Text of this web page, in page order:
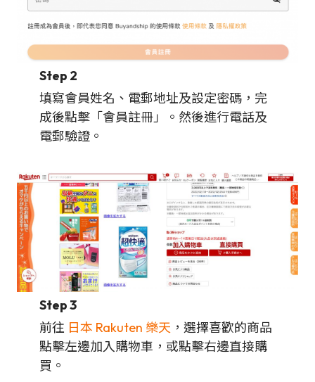
Step 2
填寫會員姓名、電郵地址及設定密碼，完
成後點擊「會員註冊」。然後進行電話及
電郵驗證。
Step 3
前往 日本 Rakuten 樂天 ，選擇喜歡的商品
點擊左邊加入購物車，或點擊右邊直接購
買。